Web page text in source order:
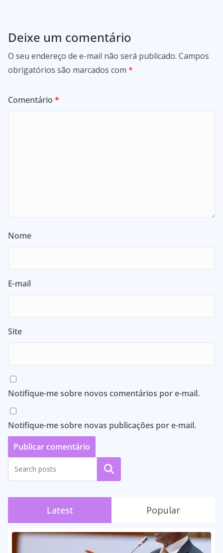
Deixe um comentário
O seu endereço de e-mail não será publicado. Campos
obrigatórios são marcados com *
Comentário *
Nome
E-mail
Site
Notifique-me sobre novos comentários por e-mail.
Notifique-me sobre novas publicações por e-mail.
Pesquisar
Latest Popular